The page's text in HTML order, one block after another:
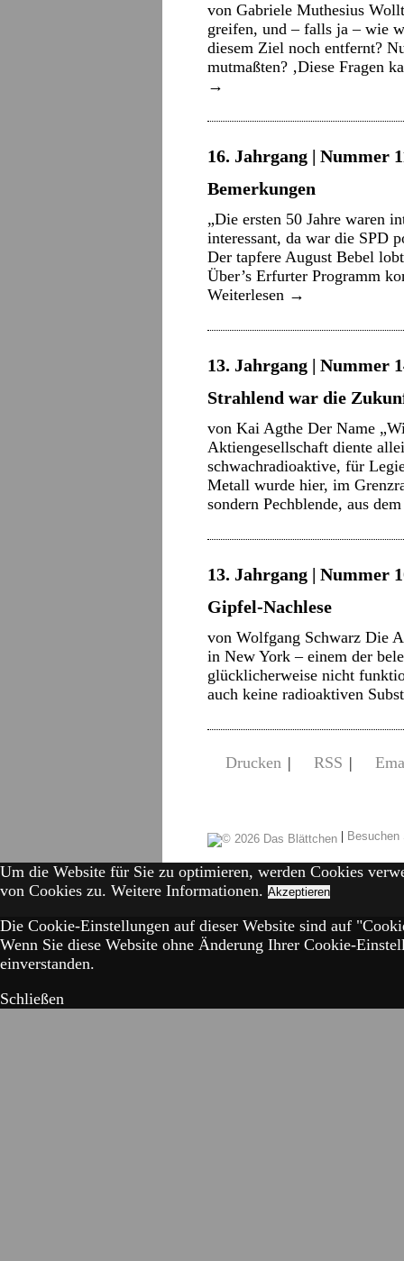
von Gabriele Muthesius
greifen, und – falls ja – wie
diesem Ziel noch entfernt?
mutmaßten? ‚Diese Fragen
→
16. Jahrgang | Nummer
Bemerkungen
„Die ersten 50 Jahre waren
interessant, da war die SPD
Der tapfere August Bebel
Über’s Erfurter Programm
Weiterlesen →
13. Jahrgang | Nummer
Strahlend war die
von Kai Agthe Der Name
Aktiengesellschaft diente
schwachradioaktive, für
Metall wurde hier, im
sondern Pechblende, aus
13. Jahrgang | Nummer
Gipfel-Nachlese
von Wolfgang Schwarz Die
in New York – einem der
glücklicherweise nicht
auch keine radioaktiven
Drucken | RSS |
|
Um die Website für Sie zu optimieren, werden Cookies
von Cookies zu. Weitere Informationen. Akzeptieren
Die Cookie-Einstellungen auf dieser Website sind auf
Wenn Sie diese Website ohne Änderung Ihrer Cookie-
einverstanden.
Schließen